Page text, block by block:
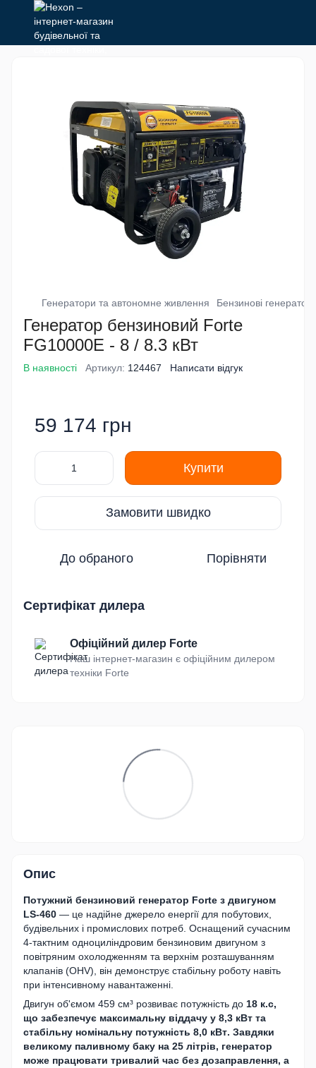
Генератори та автономне живлення Бензинові
Генератор бензиновий Forte
FG10000E - 8 / 8.3 кВт
В наявності Артикул: 124467 Написати відгук
59 174 грн
Купити
Замовити швидко
До обраного Порівняти
Сертифікат дилера
Офіційний дилер Forte
Наш інтернет-магазин є офіційним дилером
техніки Forte
Опис
Потужний бензиновий генератор Forte з двигуном
LS-460 — це надійне джерело енергії для побутових,
будівельних і промислових потреб. Оснащений сучасним
4-тактним одноциліндровим бензиновим двигуном з
повітряним охолодженням та верхнім розташуванням
клапанів (OHV), він демонструє стабільну роботу навіть
при інтенсивному навантаженні.
Двигун об'ємом 459 см³ розвиває потужність до 18 к.с,
що забезпечує максимальну віддачу у 8,3 кВт та
стабільну номінальну потужність 8,0 кВт. Завдяки
великому паливному баку на 25 літрів, генератор
може працювати тривалий час без дозаправлення, а